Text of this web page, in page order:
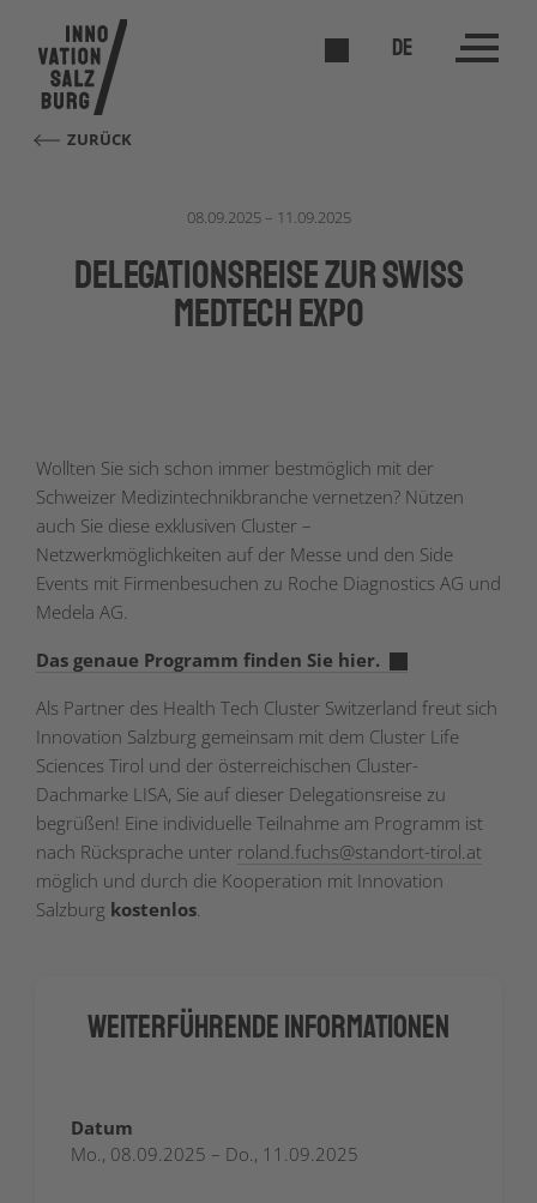
DE
ZURÜCK
08.09.2025 – 11.09.2025
Delegationsreise zur Swiss
Medtech Expo
Wollten Sie sich schon immer bestmöglich mit der
Schweizer Medizintechnikbranche vernetzen? Nützen
auch Sie diese exklusiven Cluster –
Netzwerkmöglichkeiten auf der Messe und den Side
Events mit Firmenbesuchen zu Roche Diagnostics AG und
Medela AG.
Das genaue Programm finden Sie hier.
Als Partner des Health Tech Cluster Switzerland freut sich
Innovation Salzburg gemeinsam mit dem Cluster Life
Sciences Tirol und der österreichischen Cluster-
Dachmarke LISA, Sie auf dieser Delegationsreise zu
begrüßen! Eine individuelle Teilnahme am Programm ist
nach Rücksprache unter roland.fuchs@standort-tirol.at
möglich und durch die Kooperation mit Innovation
Salzburg kostenlos.
Weiterführende Informationen
Datum
Mo., 08.09.2025 – Do., 11.09.2025